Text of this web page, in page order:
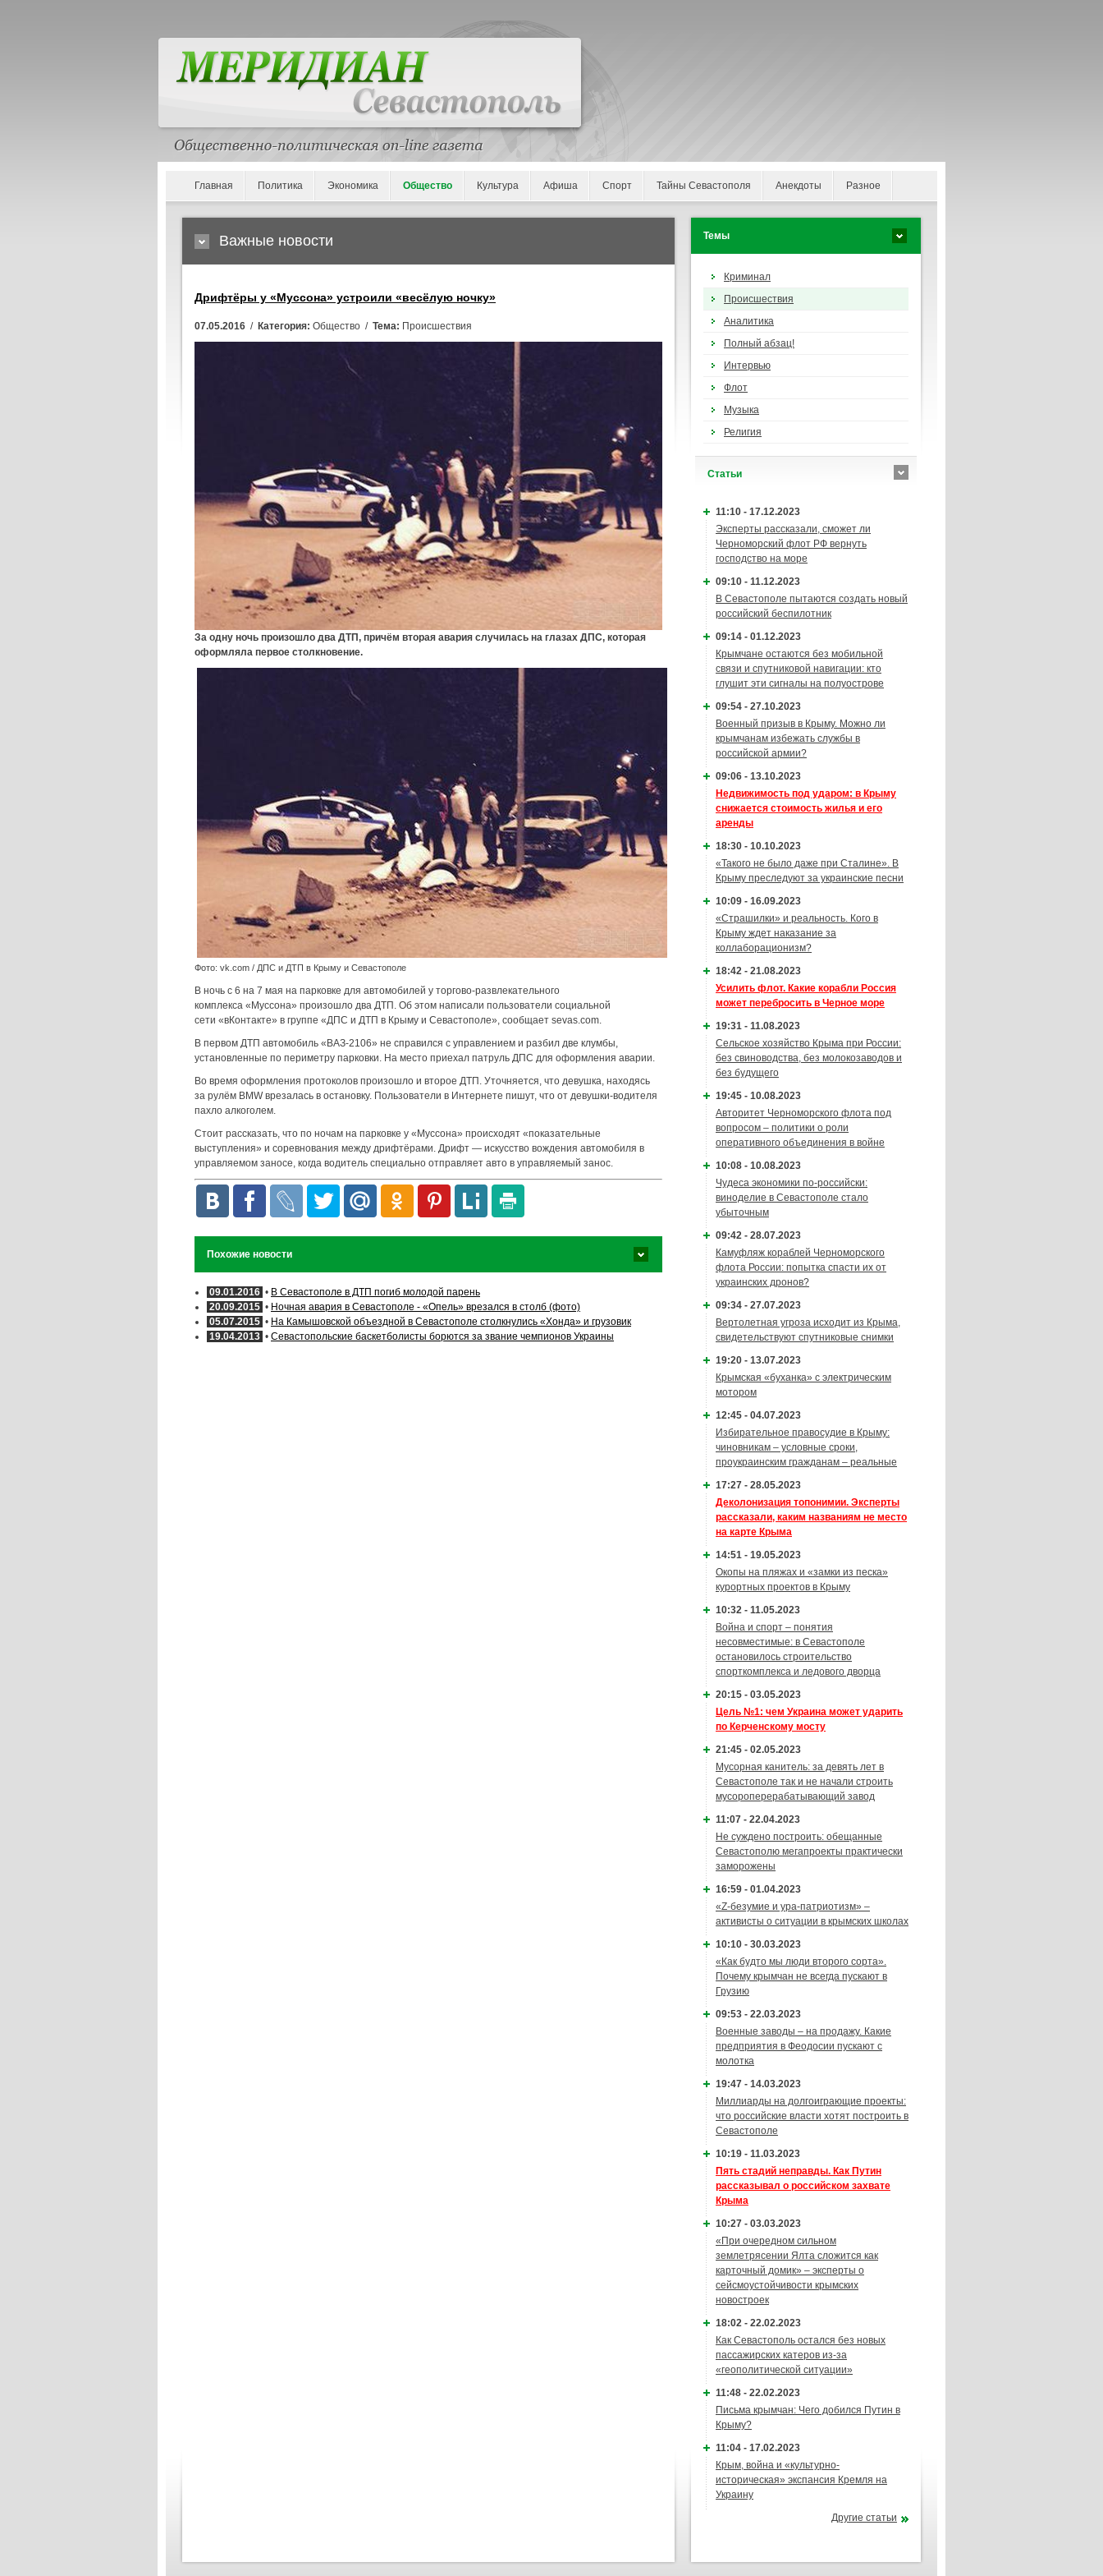
Главная Политика Экономика Общество Культура Афиша Спорт Тайны Севастополя Анекдоты Разное
Важные новости
Дрифтёры у «Муссона» устроили «весёлую ночку»
07.05.2016 / Категория: Общество / Тема: Происшествия
За одну ночь произошло два ДТП, причём вторая авария случилась на глазах ДПС, которая
оформляла первое столкновение.
Фото: vk.com / ДПС и ДТП в Крыму и Севастополе
В ночь с 6 на 7 мая на парковке для автомобилей у торгово-развлекательного
комплекса «Муссона» произошло два ДТП. Об этом написали пользователи социальной
сети «вКонтакте» в группе «ДПС и ДТП в Крыму и Севастополе», сообщает sevas.com.
В первом ДТП автомобиль «ВАЗ-2106» не справился с управлением и разбил две клумбы,
установленные по периметру парковки. На место приехал патруль ДПС для оформления аварии.
Во время оформления протоколов произошло и второе ДТП. Уточняется, что девушка, находясь
за рулём BMW врезалась в остановку. Пользователи в Интернете пишут, что от девушки-водителя
пахло алкоголем.
Стоит рассказать, что по ночам на парковке у «Муссона» происходят «показательные
выступления» и соревнования между дрифтёрами. Дрифт — искусство вождения автомобиля в
управляемом заносе, когда водитель специально отправляет авто в управляемый занос.
Похожие новости
09.01.2016 • В Севастополе в ДТП погиб молодой парень
20.09.2015 • Ночная авария в Севастополе - «Опель» врезался в столб (фото)
05.07.2015 • На Камышовской объездной в Севастополе столкнулись «Хонда» и грузовик
19.04.2013 • Севастопольские баскетболисты борются за звание чемпионов Украины
Темы
Криминал
Происшествия
Аналитика
Полный абзац!
Интервью
Флот
Музыка
Религия
Cтатьи
11:10 - 17.12.2023
Эксперты рассказали, сможет ли
Черноморский флот РФ вернуть
господство на море
09:10 - 11.12.2023
В Севастополе пытаются создать новый
российский беспилотник
09:14 - 01.12.2023
Крымчане остаются без мобильной
связи и спутниковой навигации: кто
глушит эти сигналы на полуострове
09:54 - 27.10.2023
Военный призыв в Крыму. Можно ли
крымчанам избежать службы в
российской армии?
09:06 - 13.10.2023
Недвижимость под ударом: в Крыму
снижается стоимость жилья и его
аренды
18:30 - 10.10.2023
«Такого не было даже при Сталине». В
Крыму преследуют за украинские песни
10:09 - 16.09.2023
«Страшилки» и реальность. Кого в
Крыму ждет наказание за
коллаборационизм?
18:42 - 21.08.2023
Усилить флот. Какие корабли Россия
может перебросить в Черное море
19:31 - 11.08.2023
Сельское хозяйство Крыма при России:
без свиноводства, без молокозаводов и
без будущего
19:45 - 10.08.2023
Авторитет Черноморского флота под
вопросом – политики о роли
оперативного объединения в войне
10:08 - 10.08.2023
Чудеса экономики по-российски:
виноделие в Севастополе стало
убыточным
09:42 - 28.07.2023
Камуфляж кораблей Черноморского
флота России: попытка спасти их от
украинских дронов?
09:34 - 27.07.2023
Вертолетная угроза исходит из Крыма,
свидетельствуют спутниковые снимки
19:20 - 13.07.2023
Крымская «буханка» с электрическим
мотором
12:45 - 04.07.2023
Избирательное правосудие в Крыму:
чиновникам – условные сроки,
проукраинским гражданам – реальные
17:27 - 28.05.2023
Деколонизация топонимии. Эксперты
рассказали, каким названиям не место
на карте Крыма
14:51 - 19.05.2023
Окопы на пляжах и «замки из песка»
курортных проектов в Крыму
10:32 - 11.05.2023
Война и спорт – понятия
несовместимые: в Севастополе
остановилось строительство
спорткомплекса и ледового дворца
20:15 - 03.05.2023
Цель №1: чем Украина может ударить
по Керченскому мосту
21:45 - 02.05.2023
Мусорная канитель: за девять лет в
Севастополе так и не начали строить
мусороперерабатывающий завод
11:07 - 22.04.2023
Не суждено построить: обещанные
Севастополю мегапроекты практически
заморожены
16:59 - 01.04.2023
«Z-безумие и ура-патриотизм» –
активисты о ситуации в крымских школах
10:10 - 30.03.2023
«Как будто мы люди второго сорта».
Почему крымчан не всегда пускают в
Грузию
09:53 - 22.03.2023
Военные заводы – на продажу. Какие
предприятия в Феодосии пускают с
молотка
19:47 - 14.03.2023
Миллиарды на долгоиграющие проекты:
что российские власти хотят построить в
Севастополе
10:19 - 11.03.2023
Пять стадий неправды. Как Путин
рассказывал о российском захвате
Крыма
10:27 - 03.03.2023
«При очередном сильном
землетрясении Ялта сложится как
карточный домик» – эксперты о
сейсмоустойчивости крымских
новостроек
18:02 - 22.02.2023
Как Севастополь остался без новых
пассажирских катеров из-за
«геополитической ситуации»
11:48 - 22.02.2023
Письма крымчан: Чего добился Путин в
Крыму?
11:04 - 17.02.2023
Крым, война и «культурно-
историческая» экспансия Кремля на
Украину
Другие статьи